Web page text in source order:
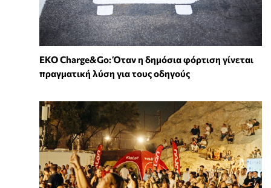
EKO Charge&Go: Όταν η δημόσια φόρτιση γίνεται
πραγματική λύση για τους οδηγούς